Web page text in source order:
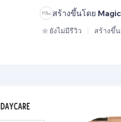
สร้างขึ้นโดย
ยังไม่มีรีวิว สร้างขึ้น